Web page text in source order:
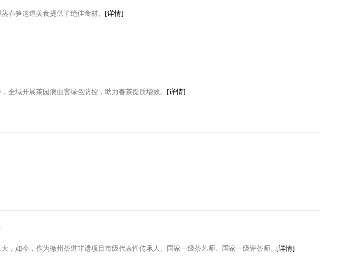
春笋这道美食提供了绝佳食材。 [详情]
全域开展茶园病虫害绿色防控，助力春茶提质增效。 [详情]
，如今，作为徽州茶道非遗项目市级代表性传承人、国家一级茶艺师、国家一级评茶师... [详情]